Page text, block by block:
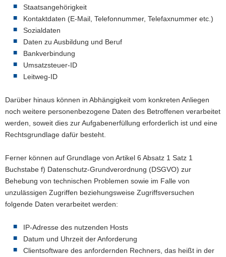
Staatsangehörigkeit
Kontaktdaten (E-Mail, Telefonnummer, Telefaxnummer etc.)
Sozialdaten
Daten zu Ausbildung und Beruf
Bankverbindung
Umsatzsteuer-ID
Leitweg-ID
Darüber hinaus können in Abhängigkeit vom konkreten Anliegen
noch weitere personenbezogene Daten des Betroffenen verarbeitet
werden, soweit dies zur Aufgabenerfüllung erforderlich ist und eine
Rechtsgrundlage dafür besteht.
Ferner können auf Grundlage von Artikel 6 Absatz 1 Satz 1
Buchstabe f) Datenschutz-Grundverordnung (DSGVO) zur
Behebung von technischen Problemen sowie im Falle von
unzulässigen Zugriffen beziehungsweise Zugriffsversuchen
folgende Daten verarbeitet werden:
IP-Adresse des nutzenden Hosts
Datum und Uhrzeit der Anforderung
Clientsoftware des anfordernden Rechners, das heißt in der